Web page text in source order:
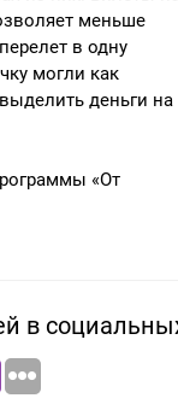
меньше
в одну
могли как
деньги на
«От
в